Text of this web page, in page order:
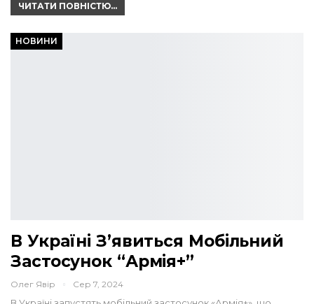
ЧИТАТИ ПОВНІСТЮ...
НОВИНИ
В Україні З’явиться Мобільний
Застосунок “Армія+”
Олег Явір Сер 7, 2024